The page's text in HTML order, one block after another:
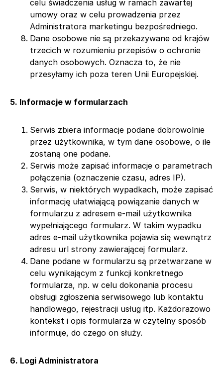
celu świadczenia usług w ramach zawartej
umowy oraz w celu prowadzenia przez
Administratora marketingu bezpośredniego.
Dane osobowe nie są przekazywane od krajów
trzecich w rozumieniu przepisów o ochronie
danych osobowych. Oznacza to, że nie
przesyłamy ich poza teren Unii Europejskiej.
5. Informacje w formularzach
Serwis zbiera informacje podane dobrowolnie
przez użytkownika, w tym dane osobowe, o ile
zostaną one podane.
Serwis może zapisać informacje o parametrach
połączenia (oznaczenie czasu, adres IP).
Serwis, w niektórych wypadkach, może zapisać
informację ułatwiającą powiązanie danych w
formularzu z adresem e-mail użytkownika
wypełniającego formularz. W takim wypadku
adres e-mail użytkownika pojawia się wewnątrz
adresu url strony zawierającej formularz.
Dane podane w formularzu są przetwarzane w
celu wynikającym z funkcji konkretnego
formularza, np. w celu dokonania procesu
obsługi zgłoszenia serwisowego lub kontaktu
handlowego, rejestracji usług itp. Każdorazowo
kontekst i opis formularza w czytelny sposób
informuje, do czego on służy.
6. Logi Administratora